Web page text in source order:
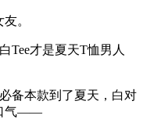
。
才是夏天T恤男人
本款到了夏天，白对
气——